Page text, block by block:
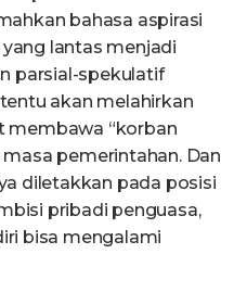
bahasa aspirasi
lantas menjadi
parsial-spekulatif
akan melahirkan
membawa “korban
pemerintahan. Dan
diletakkan pada posisi
pribadi penguasa,
bisa mengalami